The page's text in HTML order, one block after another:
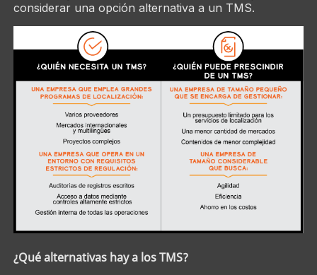
considerar una opción alternativa a un TMS.
¿Qué alternativas hay a los TMS?